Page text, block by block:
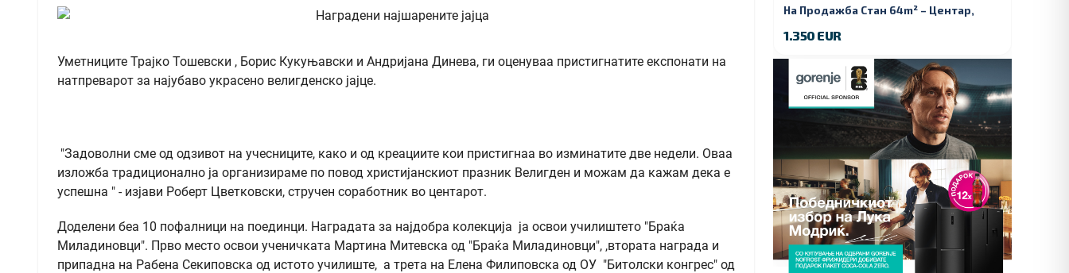
Уметниците Трајко Тошевски , Борис Кукуњавски и Андријана Динева, ги оценуваа пристигнатите експонати на
натпреварот за најубаво украсено велигденско јајце.
"Задоволни сме од одзивот на учесниците, како и од креациите кои пристигнаа во изминатите две недели. Оваа
изложба традиционално ја организираме по повод христијанскиот празник Велигден и можам да кажам дека е
успешна " - изјави Роберт Цветковски, стручен соработник во центарот.
Доделени беа 10 пофалници на поединци. Наградата за најдобра колекција ја освои училиштето "Браќа
Миладиновци". Прво место освои ученичката Мартина Митевска од "Браќа Миладиновци", ,втората награда и
припадна на Рабена Секиповска од истото училиште, а трета на Елена Филиповска од ОУ "Битолски конгрес" од
На Продажба Стан 64m² – Центар,
1.350 EUR